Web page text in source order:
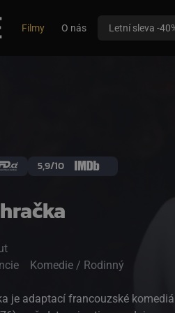
Filmy O nás Letní sleva -
5,9/10
Komedie / Rodinný
je adaptací francouzské